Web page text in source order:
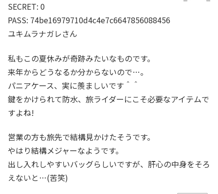
SECRET: 0
PASS: 74be16979710d4c4e7c6647856088456
ユキムラナガレさん
私もこの夏休みが奇跡みたいなものです。
来年からどうなるか分からないので…。
パニアケース、実に羨ましいです＾＾
鍵をかけられて防水、旅ライダーにこそ必要なアイテムで
すよね!
営業の方も旅先で結構見かけたそうです。
やはり結構メジャーなようです。
出し入れしやすいバッグらしいですが、肝心の中身をそろ
えないと…(苦笑)